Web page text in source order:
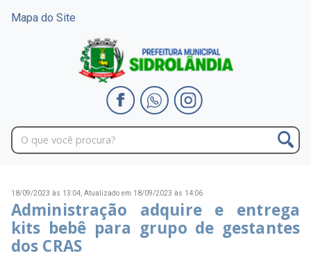
Mapa do Site
18/09/2023 às 13:04, Atualizado em 18/09/2023 às 14:06
Administração adquire e entrega
kits bebê para grupo de gestantes
dos CRAS